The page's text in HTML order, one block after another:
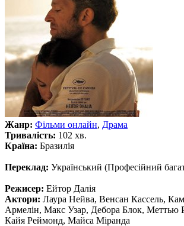
Жанр: Фільми онлайн, Драма
Тривалість: 102 хв.
Країна: Бразилія
Переклад: Український (Професійний
Режисер: Ейтор Далія
Актори: Лаура Нейва, Венсан Кассель,
Армелін, Макс Узар, Дебора Блок, Меттью
Кайя Реймонд, Майса Міранда